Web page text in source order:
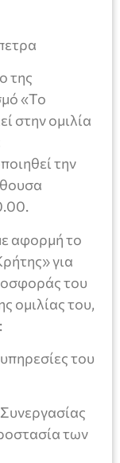
της
«Το
στην ομιλία
την
αφορμή το
για
του
ομιλίας του,
του
των